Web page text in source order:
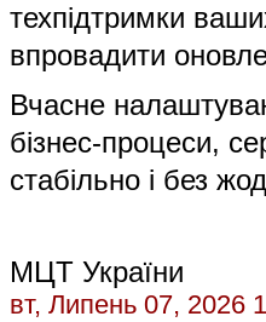
техпідтримки
впровадити
Вчасне
бізнес-процеси,
стабільно і без
МЦТ України
вт, Липень 07, 2026